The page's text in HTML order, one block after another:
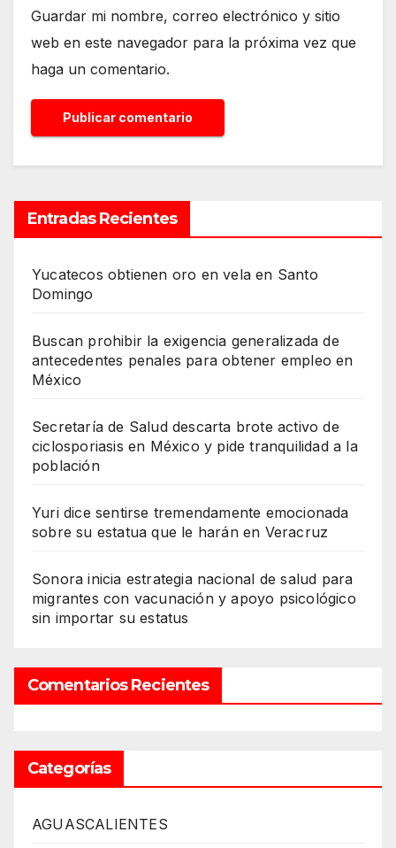
Guardar mi nombre, correo electrónico y sitio
web en este navegador para la próxima vez que
haga un comentario.
Entradas Recientes
Yucatecos obtienen oro en vela en Santo
Domingo
Buscan prohibir la exigencia generalizada de
antecedentes penales para obtener empleo en
México
Secretaría de Salud descarta brote activo de
ciclosporiasis en México y pide tranquilidad a la
población
Yuri dice sentirse tremendamente emocionada
sobre su estatua que le harán en Veracruz
Sonora inicia estrategia nacional de salud para
migrantes con vacunación y apoyo psicológico
sin importar su estatus
Comentarios Recientes
Categorías
AGUASCALIENTES